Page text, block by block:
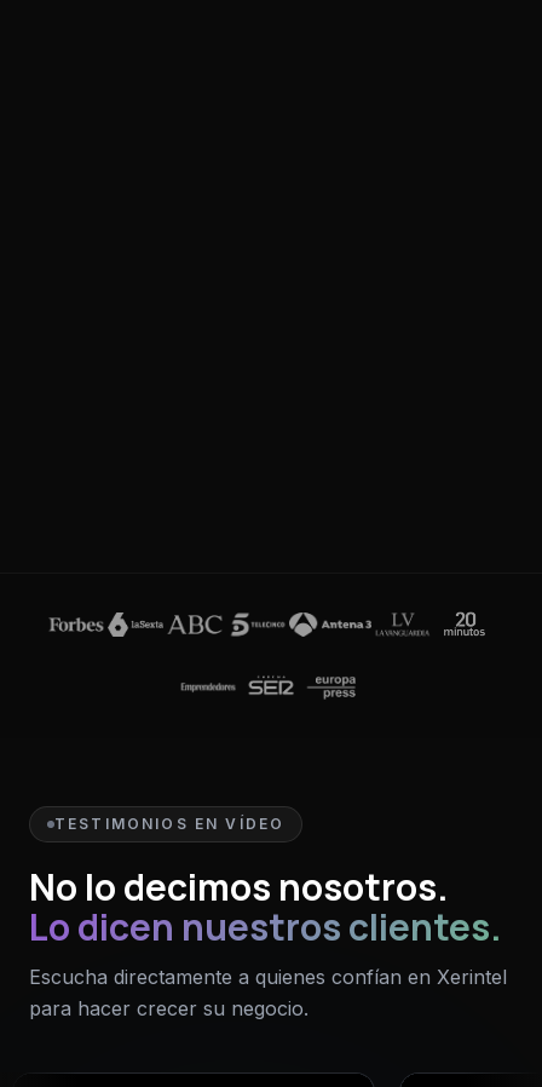
TESTIMONIOS EN VÍDEO
No lo decimos nosotros.
Lo dicen nuestros clientes.
Escucha directamente a quienes confían en Xerintel
para hacer crecer su negocio.